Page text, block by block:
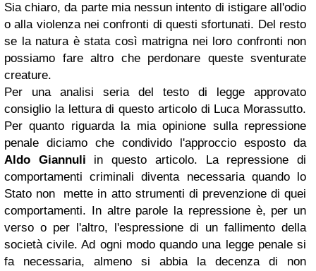
Sia chiaro, da parte mia nessun intento di istigare all'odio
o alla violenza nei confronti di questi sfortunati. Del resto
se la natura è stata così matrigna nei loro confronti non
possiamo fare altro che perdonare queste sventurate
creature.
Per una analisi seria del testo di legge approvato
consiglio la lettura di questo articolo di Luca Morassutto.
Per quanto riguarda la mia opinione sulla repressione
penale diciamo che condivido l'approccio esposto da
Aldo Giannuli in questo articolo. La repressione di
comportamenti criminali diventa necessaria quando lo
Stato non mette in atto strumenti di prevenzione di quei
comportamenti. In altre parole la repressione è, per un
verso o per l'altro, l'espressione di un fallimento della
società civile. Ad ogni modo quando una legge penale si
fa necessaria, almeno si abbia la decenza di non